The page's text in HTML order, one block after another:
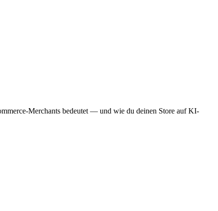
Merchants bedeutet — und wie du deinen Store auf KI-